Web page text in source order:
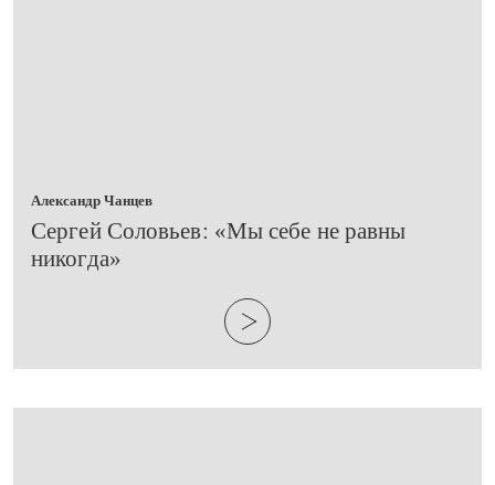
Александр Чанцев
​Сергей Соловьев: «Мы себе не равны
никогда»